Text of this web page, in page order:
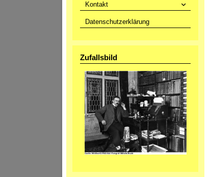
Kontakt
Datenschutzerklärung
Zufallsbild